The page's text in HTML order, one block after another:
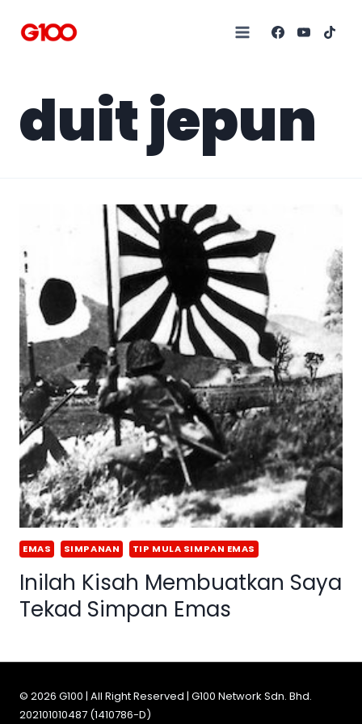
duit jepun
EMAS SIMPANAN TIP MULA SIMPAN EMAS
Inilah Kisah Membuatkan Saya
Tekad Simpan Emas
© 2026 G100 | All Right Reserved | G100 Network Sdn. Bhd.
202101010487 (1410786-D)